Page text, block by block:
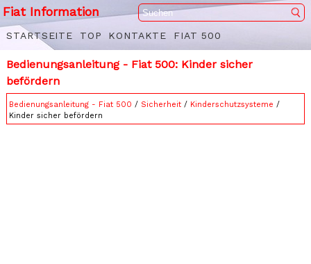
Fiat Information
STARTSEITE TOP KONTAKTE FIAT 500
Bedienungsanleitung - Fiat 500: Kinder sicher
befördern
Bedienungsanleitung - Fiat 500 / Sicherheit/ Kinderschutzsysteme /
Kinder sicher befördern